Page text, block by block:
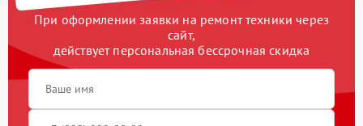
При оформлении заявки на ремонт техники через
сайт,
действует персональная бессрочная скидка